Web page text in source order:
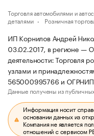
Торговля автомобилями и
деталями
Розничная
ИП Корнилов Андрей
03.02.2017, в регионе —
деятельности: Торговля
узлами и
565000995766 и
Данные получены из
Информация носит
основании данных из
Компания не является
отношений с сервисом